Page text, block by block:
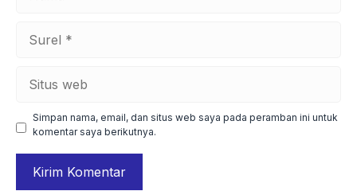
Simpan nama, email, dan situs web saya pada peramban ini untuk
komentar saya berikutnya.